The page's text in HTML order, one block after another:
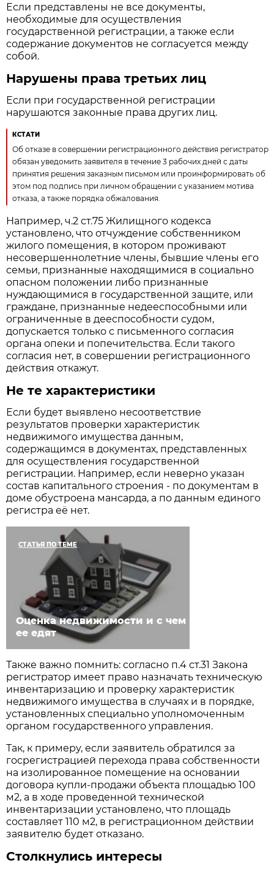
Если представлены не все документы,
необходимые для осуществления
государственной регистрации, а также если
содержание документов не согласуется между
собой.
Нарушены права третьих лиц
Если при государственной регистрации
нарушаются законные права других лиц.
КСТАТИ
Об отказе в совершении регистрационного действия регистратор
обязан уведомить заявителя в течение 3 рабочих дней с даты
принятия решения заказным письмом или проинформировать об
этом под подпись при личном обращении с указанием мотива
отказа, а также порядка обжалования.
Например, ч.2 ст.75 Жилищного кодекса
установлено, что отчуждение собственником
жилого помещения, в котором проживают
несовершеннолетние члены, бывшие члены его
семьи, признанные находящимися в социально
опасном положении либо признанные
нуждающимися в государственной защите, или
граждане, признанные недееспособными или
ограниченные в дееспособности судом,
допускается только с письменного согласия
органа опеки и попечительства. Если такого
согласия нет, в совершении регистрационного
действия откажут.
Не те характеристики
Если будет выявлено несоответствие
результатов проверки характеристик
недвижимого имущества данным,
содержащимся в документах, представленных
для осуществления государственной
регистрации. Например, если неверно указан
состав капитального строения - по документам в
доме обустроена мансарда, а по данным единого
регистра её нет.
СТАТЬЯ ПО ТЕМЕ
Оценка недвижимости и с чем
ее едят
Также важно помнить: согласно п.4 ст.31 Закона
регистратор имеет право назначать техническую
инвентаризацию и проверку характеристик
недвижимого имущества в случаях и в порядке,
установленных специально уполномоченным
органом государственного управления.
Так, к примеру, если заявитель обратился за
госрегистрацией перехода права собственности
на изолированное помещение на основании
договора купли-продажи объекта площадью 100
м2, а в ходе проведенной технической
инвентаризации установлено, что площадь
составляет 110 м2, в регистрационном действии
заявителю будет отказано.
Столкнулись интересы